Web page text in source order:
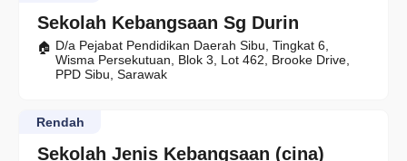
Sekolah Kebangsaan Sg Durin
D/a Pejabat Pendidikan Daerah Sibu, Tingkat 6,
Wisma Persekutuan, Blok 3, Lot 462, Brooke Drive,
PPD Sibu, Sarawak
Sekolah Jenis Kebangsaan (cina)
Rendah